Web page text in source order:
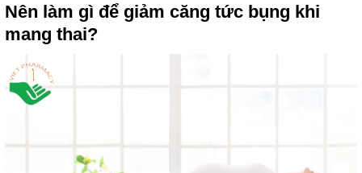
Nên làm gì để giảm căng tức bụng khi
mang thai?